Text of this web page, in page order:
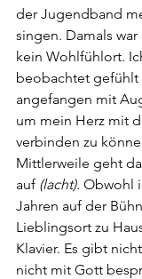
der Jugendband
singen. Damals
kein Wohlfühlort.
beobachtet gefühlt
angefangen mit
um mein Herz mit
verbinden zu
Mittlerweile geht
auf (lacht). Obwohl
Jahren auf der
Lieblingsort zu
Klavier. Es gibt
nicht mit Gott